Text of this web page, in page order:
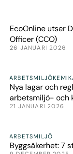
EcoOnline utser
Officer (CCO)
26 JANUARI 2026
ARBETSMILJÖ
Nya lagar och
arbetsmiljö- och
21 JANUARI 2026
ARBETSMILJÖ
Byggsäkerhet: 7